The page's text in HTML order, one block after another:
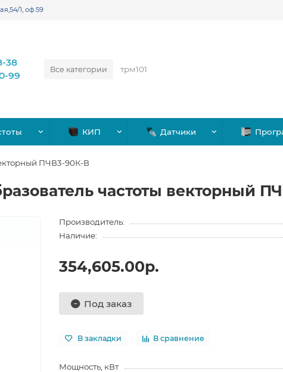
1, оф.59
Все категории
38
99
КИП Датчики
ПЧВ3-90К-В
частоты векторный
Производитель:
Наличие:
354,605.00р.
Под заказ
В закладки В сравнение
Мощность, кВт